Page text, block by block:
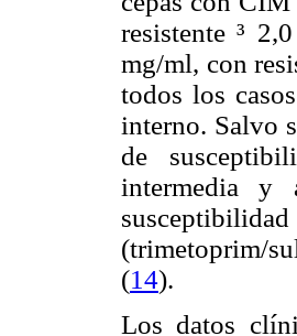
resistente ³
mg/ml, con
todos los
interno. Salvo
de
intermedia y
(trimetoprim/
(14).
Los datos